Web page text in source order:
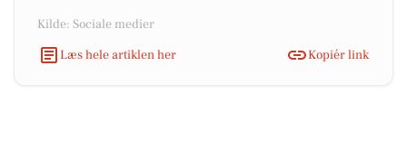
Kilde: Sociale medier
Læs hele artiklen her
Kopiér link